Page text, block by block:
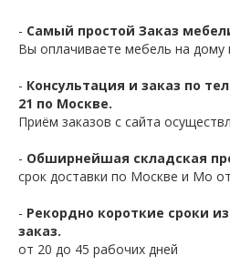
- Самый простой Заказ
Вы оплачиваете мебель на дому
- Консультация и заказ по
21 по Москве.
Приём заказов с сайта
- Обширнейшая складская
срок доставки по Москве и Мо
- Рекордно короткие сроки
заказ.
от 20 до 45 рабочих дней